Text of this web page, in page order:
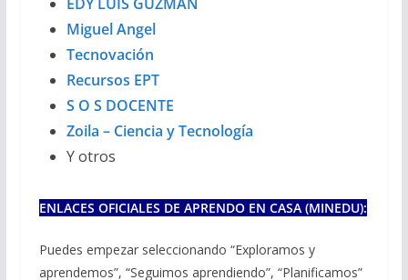
Miguel Angel
Tecnovación
Recursos EPT
S O S DOCENTE
Zoila – Ciencia y Tecnología
Y otros
ENLACES OFICIALES DE APRENDO EN CASA (MINEDU):
Puedes empezar seleccionando “Exploramos y
aprendemos”, “Seguimos aprendiendo”, “Planificamos”